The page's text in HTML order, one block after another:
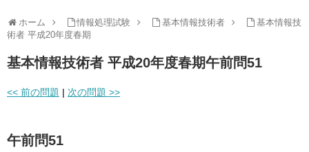
ホーム 情報処理試験 基本情報技術者
基本情報技
術者 平成20年度春期
基本情報技術者 平成20年度春期午前問51
<< 前の問題 | 次の問題 >>
午前問51